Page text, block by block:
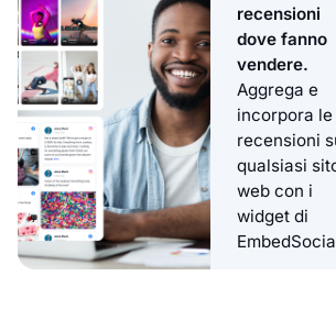
recensioni
dove fanno
vendere.
Aggrega e
incorpora le
recensioni
qualsiasi
web con i
widget di